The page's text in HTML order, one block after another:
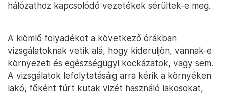
hálózathoz kapcsolódó vezetékek sérültek-e meg.
A kiömlő folyadékot a következő órákban
vizsgálatoknak vetik alá, hogy kiderüljön, vannak-e
környezeti és egészségügyi kockázatok, vagy sem.
A vizsgálatok lefolytatásáig arra kérik a környéken
lakó, főként fúrt kutak vizét használó lakosokat,